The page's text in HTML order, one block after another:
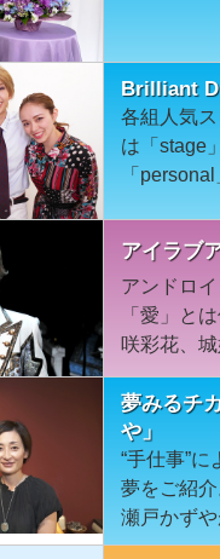
Brilliant
各組人気
は「stage
「
アイラブ
アンドロ
「愛」と
咲彩花、
夢みるチ
や」
“手仕事”
夢をご紹
瀬戸かずや